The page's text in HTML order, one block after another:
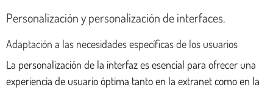
Personalización y personalización de interfaces.
Adaptación a las necesidades específicas de los usuarios
La personalización de la interfaz es esencial para ofrecer una
experiencia de usuario óptima tanto en la extranet como en la